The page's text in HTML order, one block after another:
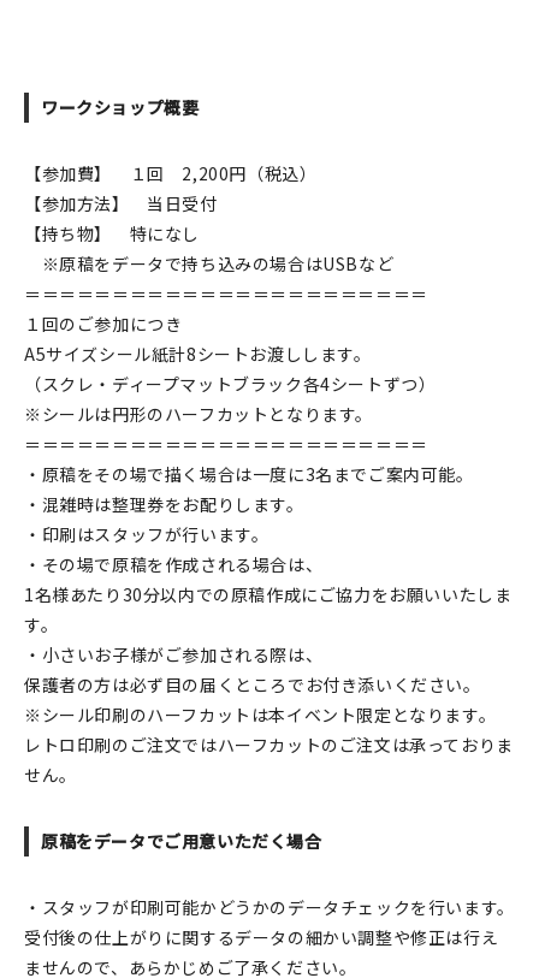
ワークショップ概要
【参加費】 １回 2,200円（税込）
【参加方法】 当日受付
【持ち物】 特になし
※原稿をデータで持ち込みの場合はUSBなど
＝＝＝＝＝＝＝＝＝＝＝＝＝＝＝＝＝＝＝＝＝＝＝
１回のご参加につき
A5サイズシール紙計8シートお渡しします。
（スクレ・ディープマットブラック各4シートずつ）
※シールは円形のハーフカットとなります。
＝＝＝＝＝＝＝＝＝＝＝＝＝＝＝＝＝＝＝＝＝＝＝
・原稿をその場で描く場合は一度に3名までご案内可能。
・混雑時は整理券をお配りします。
・印刷はスタッフが行います。
・その場で原稿を作成される場合は、
1名様あたり30分以内での原稿作成にご協力をお願いいたしま
す。
・小さいお子様がご参加される際は、
保護者の方は必ず目の届くところでお付き添いください。
※シール印刷のハーフカットは本イベント限定となります。
レトロ印刷のご注文ではハーフカットのご注文は承っておりま
せん。
原稿をデータでご用意いただく場合
・スタッフが印刷可能かどうかのデータチェックを行います。
受付後の仕上がりに関するデータの細かい調整や修正は行え
ませんので、あらかじめご了承ください。